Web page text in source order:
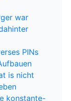
war
PINs
is nicht
konstante-